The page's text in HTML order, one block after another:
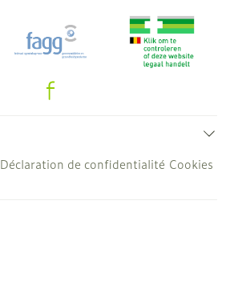
Déclaration de confidentialité Cookies